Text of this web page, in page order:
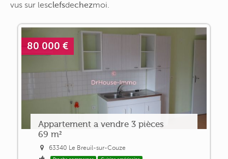
vus sur lesclefsdechezmoi.
80 000 €
Appartement a vendre 3 pièces
69 m²
63340 Le Breuil-sur-Couze